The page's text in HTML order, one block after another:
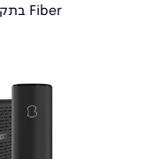
Fiber בתקן המתקדם בעולם WiFi7